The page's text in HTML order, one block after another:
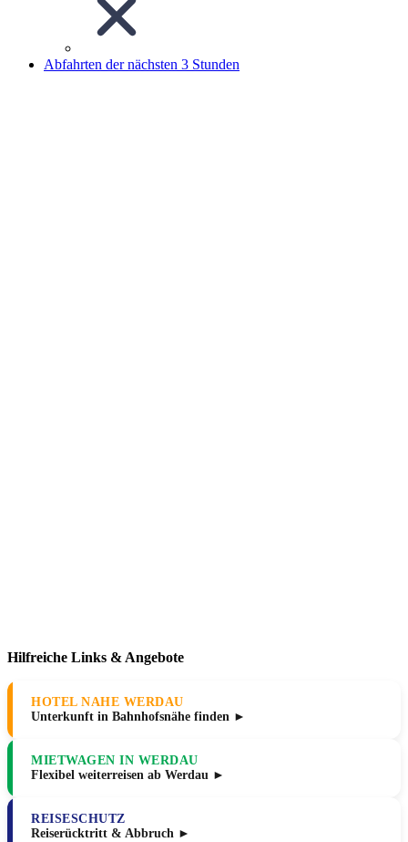
Abfahrten der nächsten 3 Stunden
Hilfreiche Links & Angebote
HOTEL NAHE WERDAU
Unterkunft in Bahnhofsnähe finden ►
MIETWAGEN IN WERDAU
Flexibel weiterreisen ab Werdau ►
REISESCHUTZ
Reiserücktritt & Abbruch ►